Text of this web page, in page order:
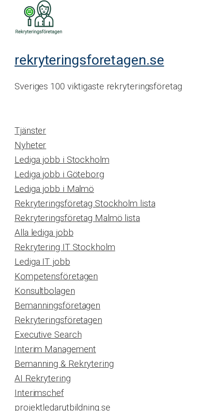
rekryteringsforetagen.se
Sveriges 100 viktigaste rekryteringsföretag
Tjänster
Nyheter
Lediga jobb i Stockholm
Lediga jobb i Göteborg
Lediga jobb i Malmö
Rekryteringsföretag Stockholm lista
Rekryteringsföretag Malmö lista
Alla lediga jobb
Rekrytering IT Stockholm
Lediga IT jobb
Kompetensföretagen
Konsultbolagen
Bemanningsföretagen
Rekryteringsföretagen
Executive Search
Interim Management
Bemanning & Rekrytering
AI Rekrytering
Interimschef
projektledarutbildning.se